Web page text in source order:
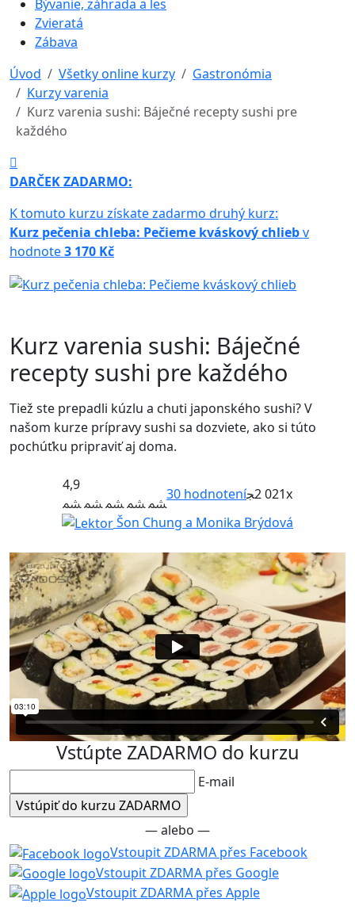
Bývanie, záhrada a les
Zvieratá
Zábava
Úvod
Všetky online kurzy
Gastronómia
Kurzy varenia
Kurz varenia sushi: Báječné recepty sushi pre
každého
DARČEK ZADARMO:
K tomuto kurzu získate zadarmo druhý kurz:
Kurz pečenia chleba: Pečieme kváskový chliebv
hodnote3 170 Kč
Kurz varenia sushi: Báječné
recepty sushi pre každého
Tiež ste prepadli kúzlu a chuti japonského sushi? V
našom kurze prípravy sushi sa dozviete, ako si túto
pochúťku pripraviť aj doma.
4,9
30 hodnotení 2 021x
Šon Chung a Monika Brýdová
Vstúpte ZADARMO do kurzu
E-mail
— alebo —
Vstoupit ZDARMA přes Facebook
Vstoupit ZDARMA přes Google
Vstoupit ZDARMA přes Apple